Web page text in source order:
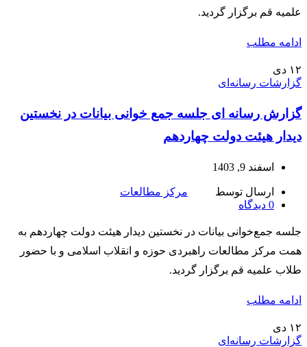
علمیه قم برگزار گردید.
ادامه مطلب
۱۲ دی
گزارشات رسانه‌ای
گزارش رسانه ای جلسه جمع خوانی بیانات در نخستین
دیدار هیئت دولت چهاردهم
اسفند 9, 1403
ارسال توسط
مرکز مطالعات
0 دیدگاه
جلسه جمع‌خوانی بیانات در نخستین دیدار هیئت دولت چهاردهم به
همت مرکز مطالعات راهبردی حوزه و انقلاب اسلامی و با حضور
طلاب علمیه قم برگزار گردید.
ادامه مطلب
۱۲ دی
گزارشات رسانه‌ای